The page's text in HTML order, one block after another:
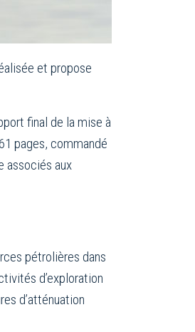
et propose
final de la mise à
pages, commandé
associés aux
pétrolières dans
d’exploration
d’atténuation